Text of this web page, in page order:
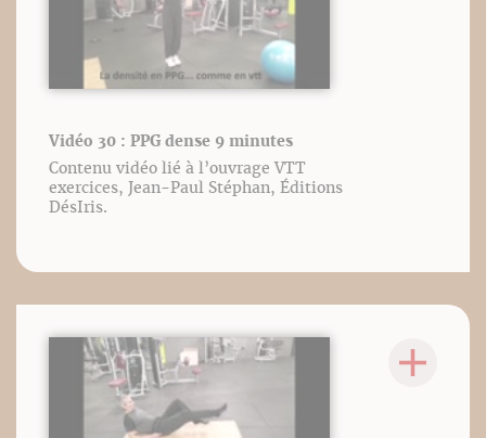
Vidéo 30 : PPG dense 9 minutes
Contenu vidéo lié à l’ouvrage VTT
exercices, Jean-Paul Stéphan, Éditions
DésIris.